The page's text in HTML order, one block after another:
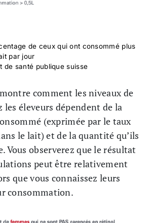
de ceux qui ont consommé plus
par jour
de santé publique suisse
comment les niveaux de
éleveurs dépendent de la
(exprimée par le taux
le lait) et de la quantité qu’ils
Vous observerez que le résultat
peut être relativement
que vous connaissez leurs
consommation.